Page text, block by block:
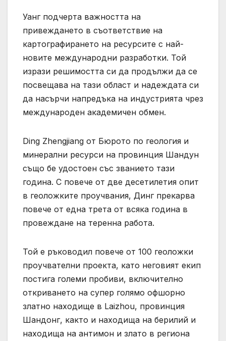
Уанг подчерта важността на
привеждането в съответствие на
картографирането на ресурсите с най-
новите международни разработки. Той
изрази решимостта си да продължи да се
посвещава на тази област и надеждата си
да насърчи напредъка на индустрията чрез
международен академичен обмен.
Ding Zhengjiang от Бюрото по геология и
минерални ресурси на провинция Шандун
също бе удостоен със званието тази
година. С повече от две десетилетия опит
в геоложките проучвания, Динг прекарва
повече от една трета от всяка година в
провеждане на теренна работа.
Той е ръководил повече от 100 геоложки
проучвателни проекта, като неговият екип
постига големи пробиви, включително
откриването на супер голямо офшорно
златно находище в Laizhou, провинция
Шандонг, както и находища на берилий и
находища на антимон и злато в региона